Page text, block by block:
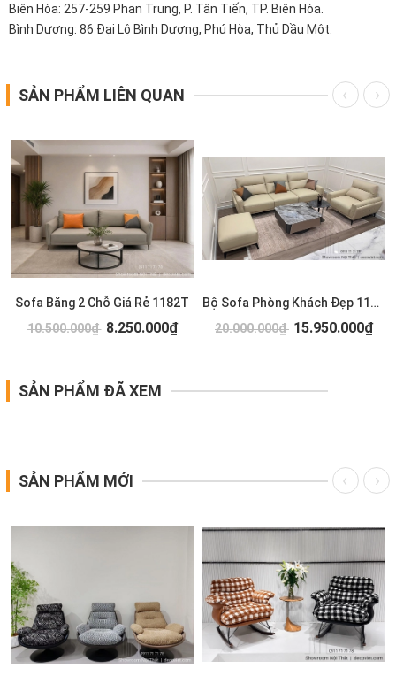
Biên Hòa: 257-259 Phan Trung, P. Tân Tiến, TP. Biên Hòa.
Bình Dương: 86 Đại Lộ Bình Dương, Phú Hòa, Thủ Dầu Một.
SẢN PHẨM LIÊN QUAN
Sofa Băng 2 Chỗ Giá Rẻ 1182T
10.500.000₫ 8.250.000₫
Bộ Sofa Phòng Khách Đẹp 1179T
20.000.000₫ 15.950.000₫
SẢN PHẨM ĐÃ XEM
SẢN PHẨM MỚI